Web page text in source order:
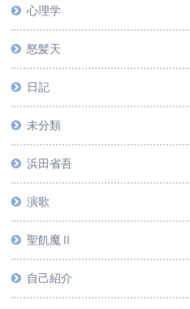
心理学
怒髪天
日記
未分類
浜田省吾
演歌
聖飢魔Ⅱ
自己紹介